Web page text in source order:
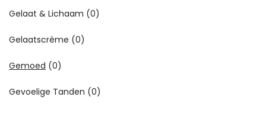
Gelaat & Lichaam (0)
Gelaatscrème (0)
Gemoed (0)
Gevoelige Tanden (0)